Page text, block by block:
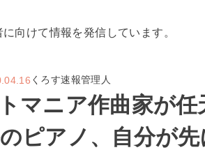
向けて情報を発信しています。
くろす速報管理人
マニア作曲家が
のピアノ、自分が